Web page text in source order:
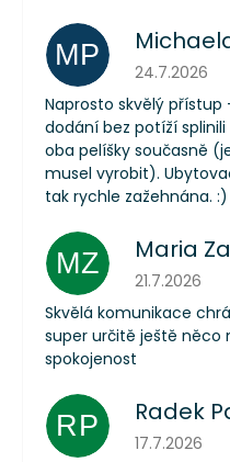
MP Hodnocení
24.7.2026
Naprosto skvělý
dodání bez potíží
oba pelíšky současně
musel vyrobit).
tak rychle zažehnána. :)
MZ Maria
Hodnocení
21.7.2026
Skvělá komunikace
super určitě ještě něco
spokojenost
RP Radek
Hodnocení
17.7.2026